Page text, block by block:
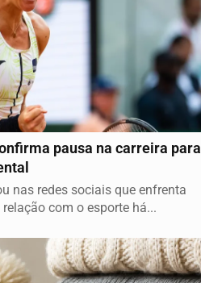
pausa na carreira para
nas redes sociais que enfrenta
com o esporte há...